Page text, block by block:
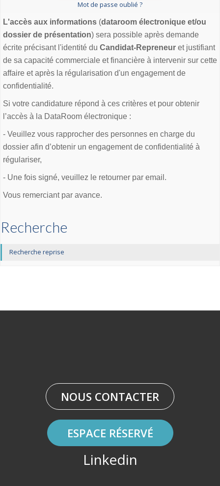
Mot de passe oublié ?
L'accès aux informations (dataroom électronique et/ou
dossier de présentation) sera possible après demande
écrite précisant l'identité du Candidat-Repreneur et justifiant
de sa capacité commerciale et financière à intervenir sur cette
affaire et après la régularisation d'un engagement de
confidentialité.
Si votre candidature répond à ces critères et pour obtenir
l’accès à la DataRoom électronique :
- Veuillez vous rapprocher des personnes en charge du
dossier afin d’obtenir un engagement de confidentialité à
régulariser,
- Une fois signé, veuillez le retourner par email.
Vous remerciant par avance.
Recherche
Recherche reprise
NOUS CONTACTER
ESPACE RÉSERVÉ
Linkedin